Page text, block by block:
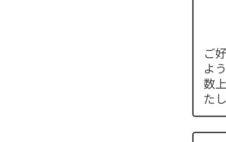
ご
よ
数
た